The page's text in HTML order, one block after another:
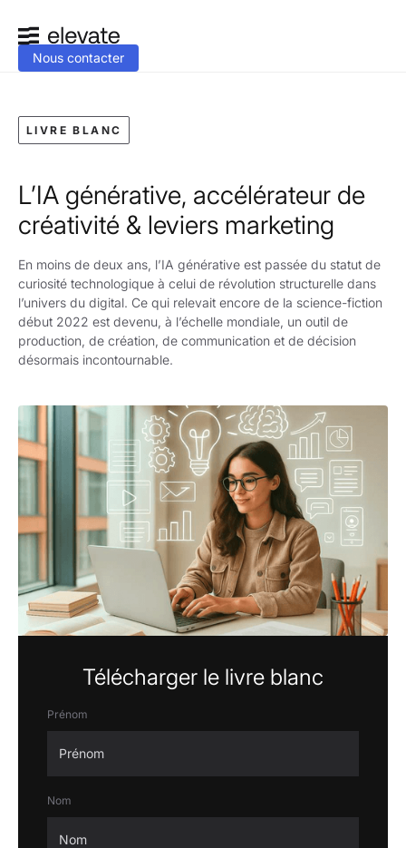
Nous contacter
LIVRE BLANC
L’IA générative, accélérateur de
créativité & leviers marketing
En moins de deux ans, l’IA générative est passée du statut de
curiosité technologique à celui de révolution structurelle dans
l’univers du digital. Ce qui relevait encore de la science-fiction
début 2022 est devenu, à l’échelle mondiale, un outil de
production, de création, de communication et de décision
désormais incontournable.
Télécharger le livre blanc
Prénom
Nom